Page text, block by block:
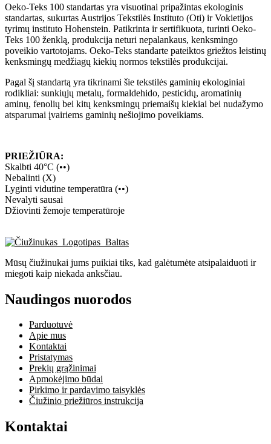
Oeko-Teks 100 standartas yra visuotinai pripažintas ekologinis
standartas, sukurtas Austrijos Tekstilės Instituto (Oti) ir Vokietijos
tyrimų instituto Hohenstein. Patikrinta ir sertifikuota, turinti Oeko-
Teks 100 ženklą, produkcija neturi nepalankaus, kenksmingo
poveikio vartotojams. Oeko-Teks standarte pateiktos griežtos leistinų
kenksmingų medžiagų kiekių normos tekstilės produkcijai.
Pagal šį standartą yra tikrinami šie tekstilės gaminių ekologiniai
rodikliai: sunkiųjų metalų, formaldehido, pesticidų, aromatinių
aminų, fenolių bei kitų kenksmingų priemaišų kiekiai bei nudažymo
atsparumai įvairiems gaminių nešiojimo poveikiams.
PRIEŽIŪRA:
Skalbti 40°C (••)
Nebalinti (X)
Lyginti vidutine temperatūra (••)
Nevalyti sausai
Džiovinti žemoje temperatūroje
Mūsų čiužinukai jums puikiai tiks, kad galėtumėte atsipalaiduoti ir
miegoti kaip niekada anksčiau.
Naudingos nuorodos
Parduotuvė
Apie mus
Kontaktai
Pristatymas
Prekių grąžinimai
Apmokėjimo būdai
Pirkimo ir pardavimo taisyklės
Čiužinio priežiūros instrukcija
Kontaktai